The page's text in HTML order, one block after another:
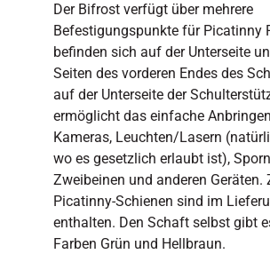
Der Bifrost verfügt über mehrere
Befestigungspunkte für Picatinny
befinden sich auf der Unterseite
Seiten des vorderen Endes des
auf der Unterseite der
ermöglicht das einfache
Kameras, Leuchten/Lasern
wo es gesetzlich erlaubt ist),
Zweibeinen und anderen Geräten.
Picatinny-Schienen sind im
enthalten. Den Schaft selbst gibt
Farben Grün und Hellbraun.